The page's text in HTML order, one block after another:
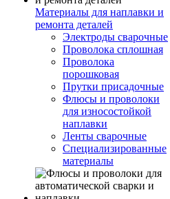
Материалы для наплавки и
ремонта деталей
Электроды сварочные
Проволока сплошная
Проволока
порошковая
Прутки присадочные
Флюсы и проволоки
для износостойкой
наплавки
Ленты сварочные
Специализированные
материалы